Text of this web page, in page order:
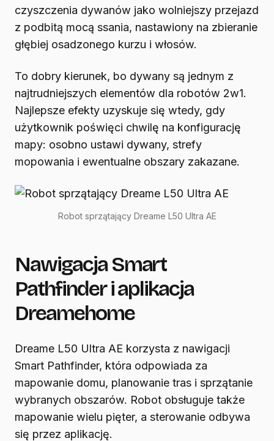
czyszczenia dywanów jako wolniejszy przejazd
z podbitą mocą ssania, nastawiony na zbieranie
głębiej osadzonego kurzu i włosów.
To dobry kierunek, bo dywany są jednym z
najtrudniejszych elementów dla robotów 2w1.
Najlepsze efekty uzyskuje się wtedy, gdy
użytkownik poświęci chwilę na konfigurację
mapy: osobno ustawi dywany, strefy
mopowania i ewentualne obszary zakazane.
Robot sprzątający Dreame L50 Ultra AE
Nawigacja Smart
Pathfinder i aplikacja
Dreamehome
Dreame L50 Ultra AE korzysta z nawigacji
Smart Pathfinder, która odpowiada za
mapowanie domu, planowanie tras i sprzątanie
wybranych obszarów. Robot obsługuje także
mapowanie wielu pięter, a sterowanie odbywa
się przez aplikację.